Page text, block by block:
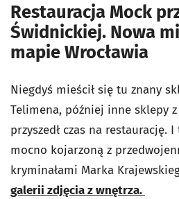
Restauracja Mock
Świdnickiej. Nowa
mapie Wrocławia
Niegdyś mieścił się tu znany
Telimena, później inne sklepy
przyszedł czas na restaurację.
mocno kojarzoną z
kryminałami Marka
galerii zdjęcia z wnętrza.